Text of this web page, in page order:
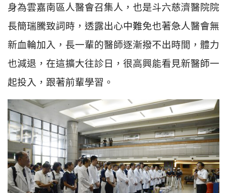
身為雲嘉南區人醫會召集人，也是斗六慈濟醫院院
長簡瑞騰致詞時，透露出心中難免也著急人醫會無
新血輪加入，長一輩的醫師逐漸撥不出時間，體力
也減退，在這擴大往診日，很高興能看見新醫師一
起投入，跟著前輩學習。